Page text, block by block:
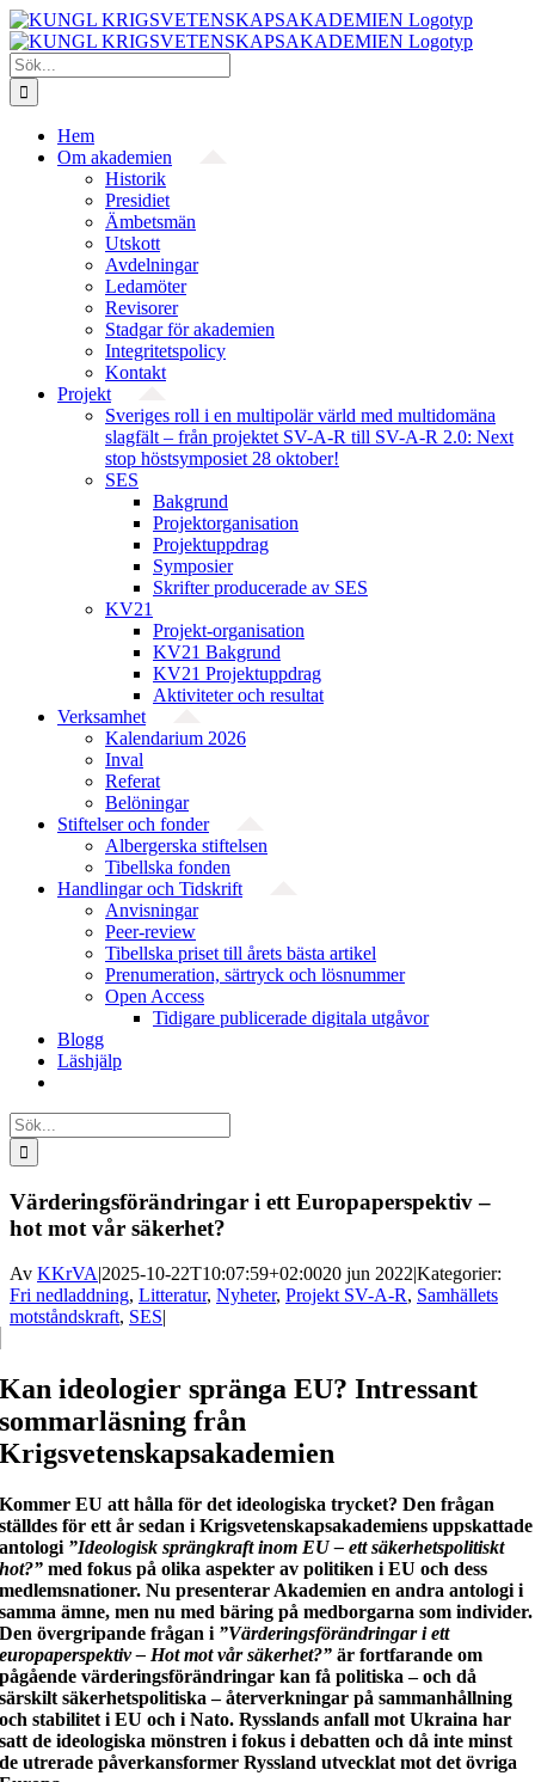
Fortsätt
till
innehållet
Sök
efter:
Hem
Om akademien
Historik
Presidiet
Ämbetsmän
Utskott
Avdelningar
Ledamöter
Revisorer
Stadgar för akademien
Integritetspolicy
Kontakt
Projekt
Sveriges roll i en multipolär värld med multidomäna
slagfält – från projektet SV-A-R till SV-A-R 2.0: Next
stop höstsymposiet 28 oktober!
SES
Bakgrund
Projekt­organisation
Projektuppdrag
Symposier
Skrifter producerade av SES
KV21
Projekt-organisation
KV21 Bakgrund
KV21 Projektuppdrag
Aktiviteter och resultat
Verksamhet
Kalendarium 2026
Inval
Referat
Belöningar
Stiftelser och fonder
Albergerska stiftelsen
Tibellska fonden
Handlingar och Tidskrift
Anvisningar
Peer-review
Tibellska priset till årets bästa artikel
Prenumeration, särtryck och lösnummer
Open Access
Tidigare publicerade digitala utgåvor
Blogg
Läshjälp
Sök
efter:
Värderingsförändringar i ett Europaperspektiv –
hot mot vår säkerhet?
Av KKrVA|2025-10-22T10:07:59+02:0020 jun 2022|Kategorier:
Fri nedladdning, Litteratur, Nyheter, Projekt SV-A-R, Samhällets
motståndskraft, SES|
Kan ideologier spränga EU? Intressant
sommarläsning från
Krigsvetenskapsakademien
Kommer EU att hålla för det ideologiska trycket? Den frågan
ställdes för ett år sedan i Krigsvetenskapsakademiens uppskattade
antologi ”Ideologisk sprängkraft inom EU – ett säkerhetspolitiskt
hot?” medfokus på olika aspekter av politiken i EU och dess
medlemsnationer. Nu presenterar Akademien en andra antologi i
samma ämne, men nu med bäring på medborgarna som individer.
Den övergripande frågan i ”Värderingsförändringar i ett
europaperspektiv – Hot mot vår säkerhet?” är fortfarande om
pågående värderingsförändringar kan få politiska – och då
särskilt säkerhetspolitiska – återverkningar på sammanhållning
och stabilitet i EU och i Nato. Rysslands anfall mot Ukraina har
satt de ideologiska mönstren i fokus i debatten och då inte minst
de utrerade påverkansformer Ryssland utvecklat mot det övriga